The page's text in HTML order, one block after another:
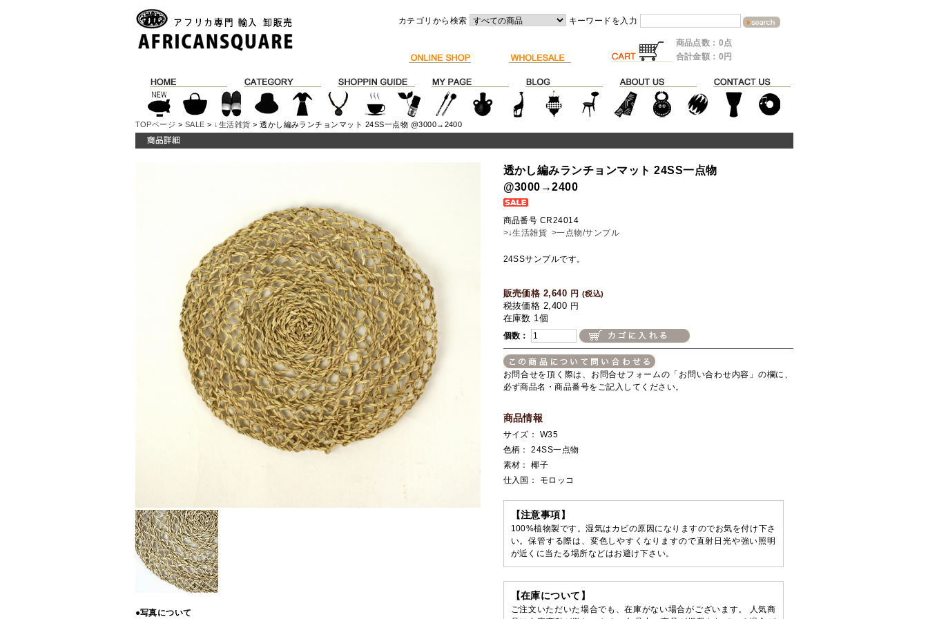
カテゴリから検索 キーワードを入力
商品点数：0点
合計金額：0円
TOPページ > SALE > ↓生活雑貨 > 透かし編みランチョンマット 24SS一点物 @3000→2400
●写真について
透かし編みランチョンマット 24SS一点物
@3000→2400
商品番号 CR24014
>↓生活雑貨 >一点物/サンプル
24SSサンプルです。
販売価格 2,640 円 (税込)
税抜価格 2,400 円
在庫数 1個
個数：
お問合せを頂く際は、お問合せフォームの「お問い合わせ内容」の欄に、
必ず商品名・商品番号をご記入してください。
商品情報
サイズ： W35
色柄： 24SS一点物
素材： 椰子
仕入国： モロッコ
【注意事項】
100%植物製です。湿気はカビの原因になりますのでお気を付け下さ
い。保管する際は、変色しやすくなりますので直射日光や強い照明
が近くに当たる場所などはお避け下さい。
【在庫について】
ご注文いただいた場合でも、在庫がない場合がございます。 人気商